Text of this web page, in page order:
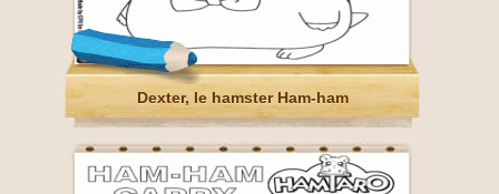
Dexter, le hamster Ham-ham